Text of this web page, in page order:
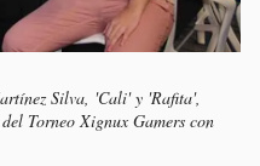
Silva, 'Cali' y 'Rafita',
Torneo Xignux Gamers con